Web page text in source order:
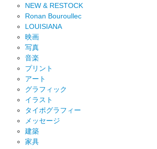
NEW & RESTOCK
Ronan Bouroullec
LOUISIANA
映画
写真
音楽
プリント
アート
グラフィック
イラスト
タイポグラフィー
メッセージ
建築
家具